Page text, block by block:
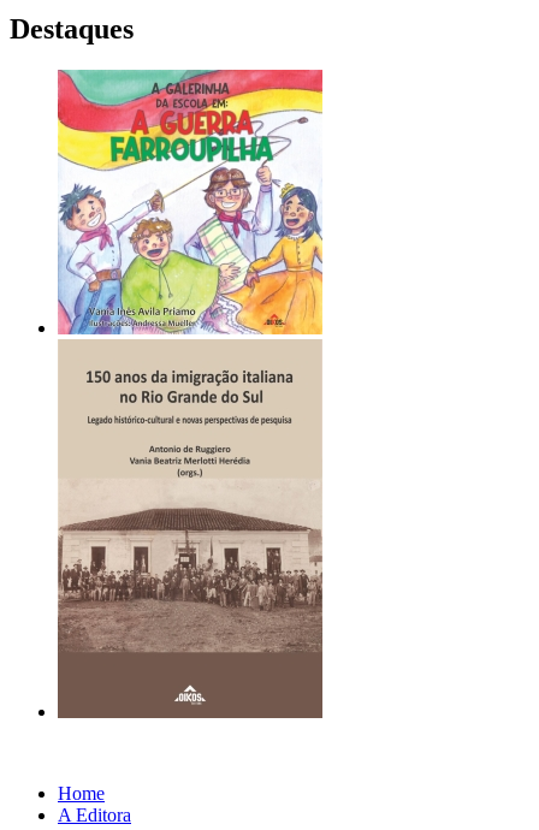
Destaques
Home
A Editora